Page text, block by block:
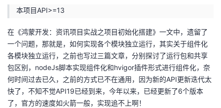
页
开
发
者
本项目API>=13
在《鸿蒙开发：资讯项目实战之项目初始化搭建》一文中，遗留了
一个问题，那就是，如何实现各个模块独立运行，其实关于组件化
各模块独立运行，之前也写过三篇文章，分别探讨了运行包和共享
包区别，nodeJs脚本实现组件化和hvigor插件形式进行组件化，奈
何时间过去已久，之前的方式已不在通用，因为新的API更新迭代太
快了，不知不觉API19已经到来，今年以来，已经更新了6个版本
了，官方的速度如火箭一般，实现追不上啊！